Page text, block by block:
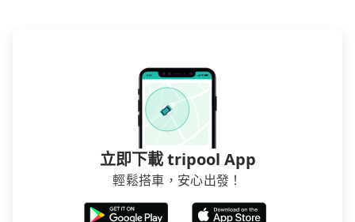
立即下載 tripool App
輕鬆搭車，安心出發！